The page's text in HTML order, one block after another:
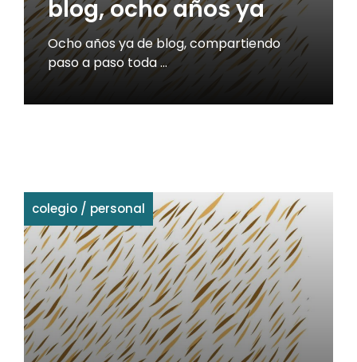
blog, ocho años ya
Ocho años ya de blog, compartiendo
paso a paso toda …
colegio / personal